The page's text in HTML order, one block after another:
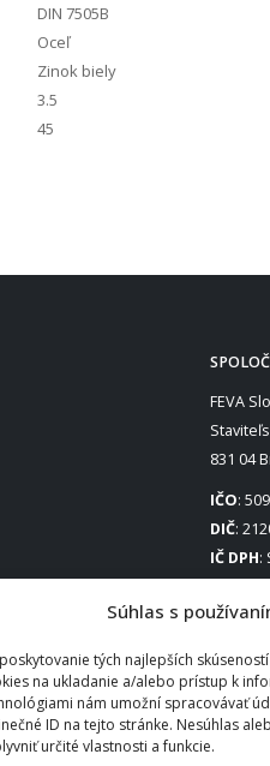
Súhlas s
tých najlepších
na ukladanie a/alebo prístup k
nám umožní spracovávať
ID na tejto stránke. Nesúhlas
určité vlastnosti a funkcie.
DIN 7505B
Oceľ
Zinok biely
3.5
45
FEVA
831 04
IČO:
DIČ:
IČ DPH: